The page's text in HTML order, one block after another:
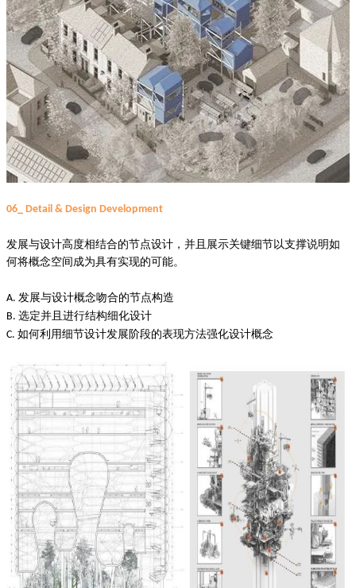
06_ Detail & Design Development
发展与设计高度相结合的节点设计，并且展示关键细节以支撑说明如
何将概念空间成为具有实现的可能。
A. 发展与设计概念吻合的节点构造
B. 选定并且进行结构细化设计
C. 如何利用细节设计发展阶段的表现方法强化设计概念